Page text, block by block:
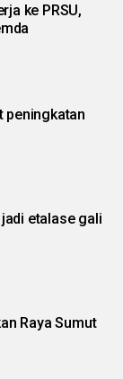
ke PRSU,
peningkatan
jadi etalase gali
Raya Sumut